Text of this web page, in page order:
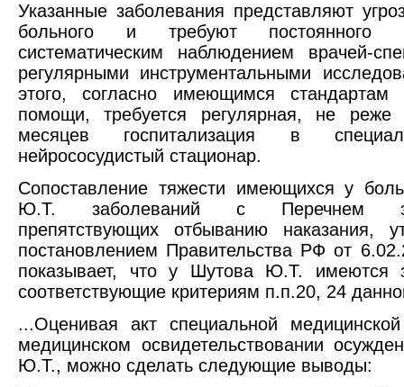
Указанные заболевания представляют
больного и требуют постоянного
систематическим наблюдением врачей-
регулярными инструментальными
этого, согласно имеющимся стандартам
помощи, требуется регулярная, не
месяцев госпитализация в
нейрососудистый стационар.
Сопоставление тяжести имеющихся у
Ю.Т. заболеваний с Перечнем
препятствующих отбыванию наказания,
постановлением Правительства РФ от
показывает, что у Шутова Ю.Т. имеются
соответствующие критериям п.п.20, 24
...Оценивая акт специальной
медицинском освидетельствовании
Ю.Т., можно сделать следующие выводы: